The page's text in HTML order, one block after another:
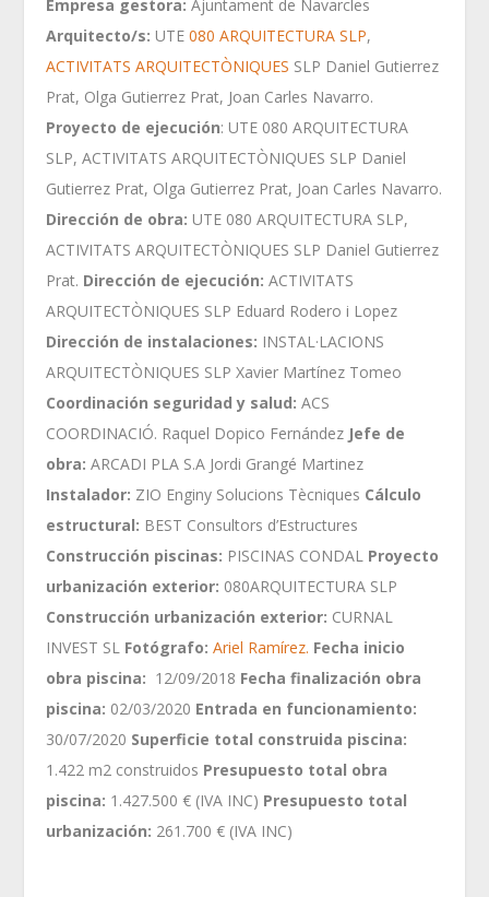
Empresa gestora: Ajuntament de Navarcles
Arquitecto/s: UTE080 ARQUITECTURA SLP,
ACTIVITATS ARQUITECTÒNIQUES SLP Daniel Gutierrez
Prat, Olga Gutierrez Prat, Joan Carles Navarro.
Proyecto de ejecución: UTE 080 ARQUITECTURA
SLP, ACTIVITATS ARQUITECTÒNIQUES SLP Daniel
Gutierrez Prat, Olga Gutierrez Prat, Joan Carles Navarro.
Dirección de obra: UTE 080 ARQUITECTURA SLP,
ACTIVITATS ARQUITECTÒNIQUES SLP Daniel Gutierrez
Prat. Dirección de ejecución: ACTIVITATS
ARQUITECTÒNIQUES SLP Eduard Rodero i Lopez
Dirección de instalaciones: INSTAL·LACIONS
ARQUITECTÒNIQUES SLP Xavier Martínez Tomeo
Coordinación seguridad y salud: ACS
COORDINACIÓ. Raquel Dopico Fernández Jefe de
obra: ARCADI PLA S.A Jordi Grangé Martinez
Instalador: ZIO Enginy Solucions Tècniques Cálculo
estructural: BEST Consultors d’Estructures
Construcción piscinas: PISCINAS CONDAL Proyecto
urbanización exterior: 080ARQUITECTURA SLP
Construcción urbanización exterior: CURNAL
INVEST SL Fotógrafo: Ariel Ramírez. Fecha inicio
obra piscina: 12/09/2018 Fecha finalización obra
piscina: 02/03/2020 Entrada en funcionamiento:
30/07/2020 Superficie total construida piscina:
1.422 m2 construidos Presupuesto total obra
piscina: 1.427.500 € (IVA INC) Presupuesto total
urbanización: 261.700 € (IVA INC)